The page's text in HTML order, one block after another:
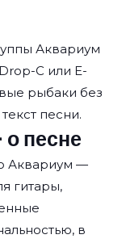
Аквариум
C или E-
рыбаки без
песни.
песне
Аквариум —
гитары,
в